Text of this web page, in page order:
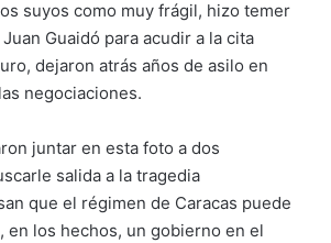
suyos como muy frágil, hizo temer
Guaidó para acudir a la cita
dejaron atrás años de asilo en
negociaciones.
juntar en esta foto a dos
salida a la tragedia
que el régimen de Caracas puede
los hechos, un gobierno en el